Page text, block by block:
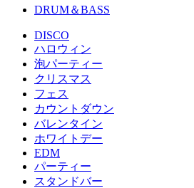
DRUM＆BASS
DISCO
ハロウィン
泡パーティー
クリスマス
フェス
カウントダウン
バレンタイン
ホワイトデー
EDM
パーティー
スタンドバー